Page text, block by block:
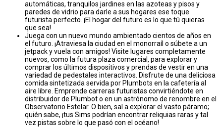
automáticas, tranquilos jardines en las azoteas y pisos y
paredes de vidrio para darle a sus hogares ese toque
futurista perfecto. ¡El hogar del futuro es lo que tú quieras
que sea!
Juega con un nuevo mundo ambientado cientos de años en
el futuro. ¡Atraviesa la ciudad en el monorraíl o súbete a un
jetpack y vuela con amigos! Visite lugares completamente
nuevos, como la futura plaza comercial, para explorar y
comprar los últimos dispositivos y prendas de vestir en una
variedad de pedestales interactivos. Disfrute de una deliciosa
comida sintetizada servida por Plumbots en la cafetería al
aire libre. Emprende carreras futuristas convirtiéndote en
distribuidor de Plumbot o en un astrónomo de renombre en el
Observatorio Estelar. O bien, sal a explorar el vasto páramo;
quién sabe, ¡tus Sims podrían encontrar reliquias raras y tal
vez pistas sobre lo que pasó con el océano!